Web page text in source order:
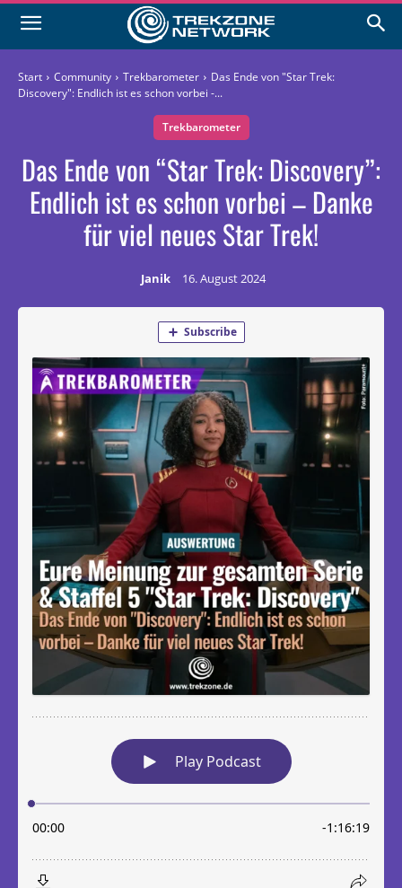
Start Community Trekbarometer
Das Ende von "Star Trek:
Discovery": Endlich ist es schon vorbei -...
Trekbarometer
Das Ende von “Star Trek: Discovery”:
Endlich ist es schon vorbei – Danke
für viel neues Star Trek!
Janik 16. August 2024